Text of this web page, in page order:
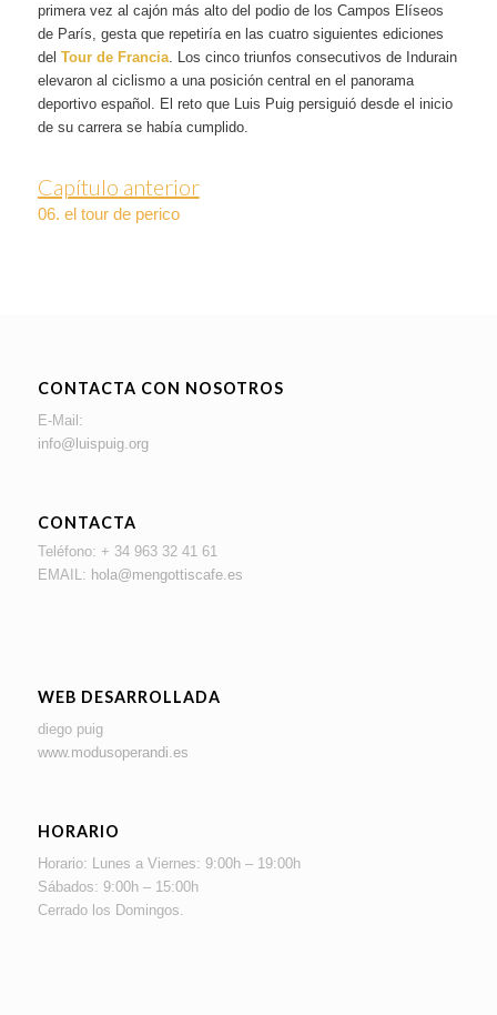
primera vez al cajón más alto del podio de los Campos Elíseos
de París, gesta que repetiría en las cuatro siguientes ediciones
del Tour de Francia. Los cinco triunfos consecutivos de Indurain
elevaron al ciclismo a una posición central en el panorama
deportivo español. El reto que Luis Puig persiguió desde el inicio
de su carrera se había cumplido.
Capítulo anterior
06. el tour de perico
CONTACTA CON NOSOTROS
E-Mail:
info@luispuig.org
CONTACTA
Teléfono: + 34 963 32 41 61
EMAIL: hola@mengottiscafe.es
WEB DESARROLLADA
diego puig
www.modusoperandi.es
HORARIO
Horario: Lunes a Viernes: 9:00h – 19:00h
Sábados: 9:00h – 15:00h
Cerrado los Domingos.